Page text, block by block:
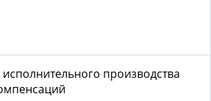
производства